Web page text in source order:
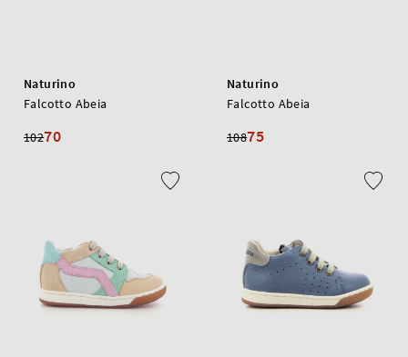
Naturino
Falcotto Abeia
10270
Naturino
Falcotto Abeia
10875